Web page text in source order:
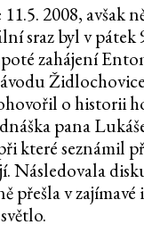
2008, avšak
sraz byl v pátek
zahájení
o historii
pana
které seznámil
Následovala
přešla v